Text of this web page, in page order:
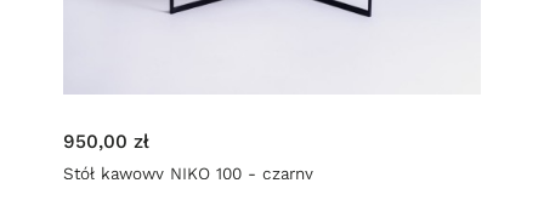
950,00 zł
Stół kawowy NIKO 100 - czarny